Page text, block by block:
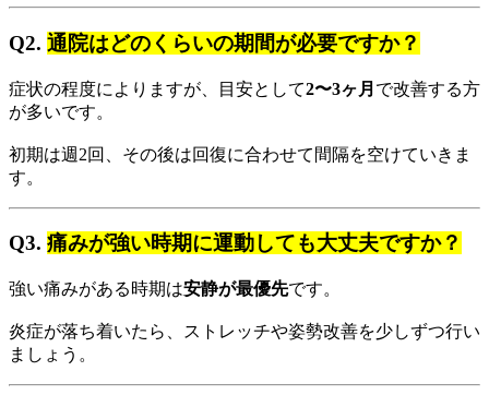
Q2. 通院はどのくらいの期間が必要ですか？
症状の程度によりますが、目安として2〜3ヶ月 で改善する方
が多いです。
初期は週2回、その後は回復に合わせて間隔を空けていきま
す。
Q3. 痛みが強い時期に運動しても大丈夫ですか？
強い痛みがある時期は安静が最優先です。
炎症が落ち着いたら、ストレッチや姿勢改善を少しずつ行い
ましょう。